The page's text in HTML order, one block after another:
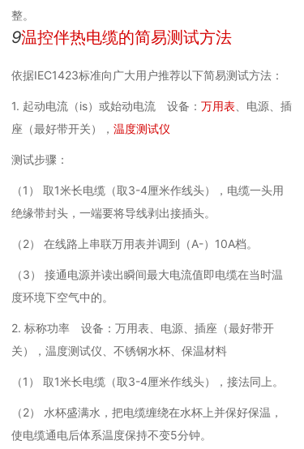
整。
9温控伴热电缆的简易测试方法
依据IEC1423标准向广大用户推荐以下简易测试方法：
1. 起动电流（is）或始动电流 设备： 万用表 、电源、插
座（最好带开关）， 温度测试仪
测试步骤：
（1） 取1米长电缆（取3-4厘米作线头），电缆一头用
绝缘带封头，一端要将导线剥出接插头。
（2） 在线路上串联万用表并调到（A-）10A档。
（3） 接通电源并读出瞬间最大电流值即电缆在当时温
度环境下空气中的。
2. 标称功率 设备：万用表、电源、插座（最好带开
关），温度测试仪、不锈钢水杯、保温材料
（1） 取1米长电缆（取3-4厘米作线头），接法同上。
（2） 水杯盛满水，把电缆缠绕在水杯上并保好保温，
使电缆通电后体系温度保持不变5分钟。